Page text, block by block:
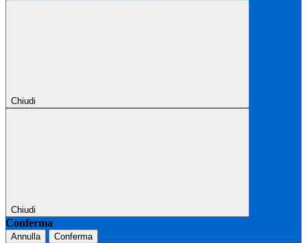
Chiudi
Chiudi
Conferma
Annulla Conferma